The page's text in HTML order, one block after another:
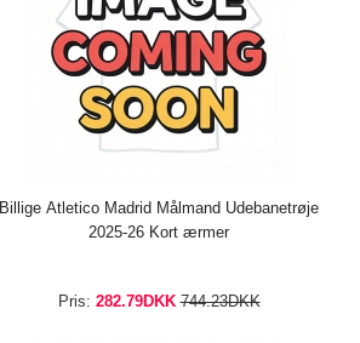
Billige Atletico Madrid Målmand Udebanetrøje
2025-26 Kort ærmer
Pris: 282.79DKK 744.23DKK